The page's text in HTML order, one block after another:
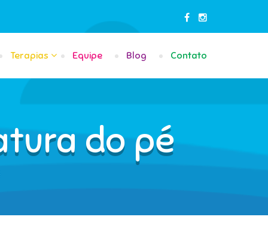
Terapias Equipe Blog Contato
do pé